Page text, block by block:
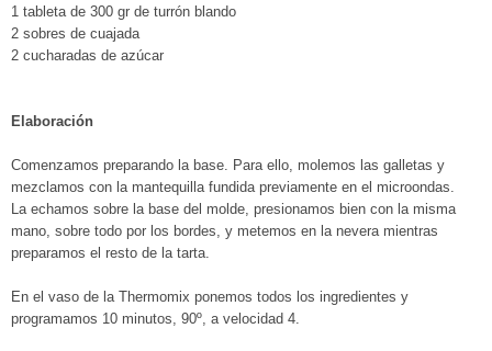
1 tableta de 300 gr de turrón blando
2 sobres de cuajada
2 cucharadas de azúcar
Elaboración
Comenzamos preparando la base. Para ello, molemos las galletas y
mezclamos con la mantequilla fundida previamente en el microondas.
La echamos sobre la base del molde, presionamos bien con la misma
mano, sobre todo por los bordes, y metemos en la nevera mientras
preparamos el resto de la tarta.
En el vaso de la Thermomix ponemos todos los ingredientes y
programamos 10 minutos, 90º, a velocidad 4.